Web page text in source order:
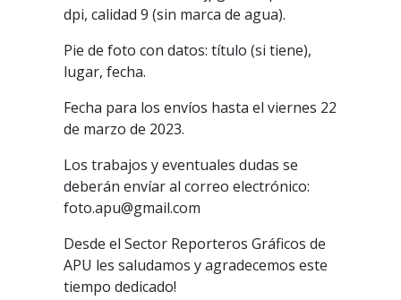
dpi, calidad 9 (sin marca de agua).
Pie de foto con datos: título (si tiene),
lugar, fecha.
Fecha para los envíos hasta el viernes 22
de marzo de 2023.
Los trabajos y eventuales dudas se
deberán envíar al correo electrónico:
foto.apu@gmail.com
Desde el Sector Reporteros Gráficos de
APU les saludamos y agradecemos este
tiempo dedicado!